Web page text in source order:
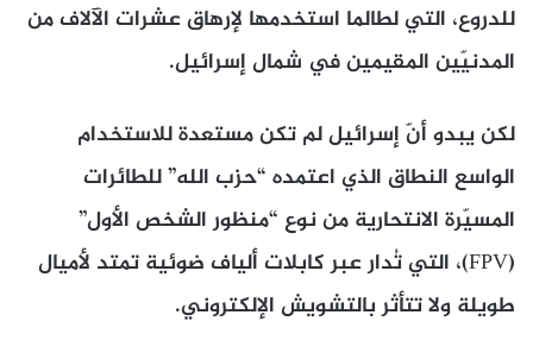
للدروع، التي لطالما استخدمها لإرهاق عشرات الآلاف من
المدنيّين المقيمين في شمال إسرائيل.
لكن يبدو أنّ إسرائيل لم تكن مستعدة للاستخدام
الواسع النطاق الذي اعتمده “حزب الله” للطائرات
المسيّرة الانتحارية من نوع “منظور الشخص الأول”
(FPV)، التي تُدار عبر كابلات ألياف ضوئية تمتد لأميال
طويلة ولا تتأثر بالتشويش الإلكتروني.